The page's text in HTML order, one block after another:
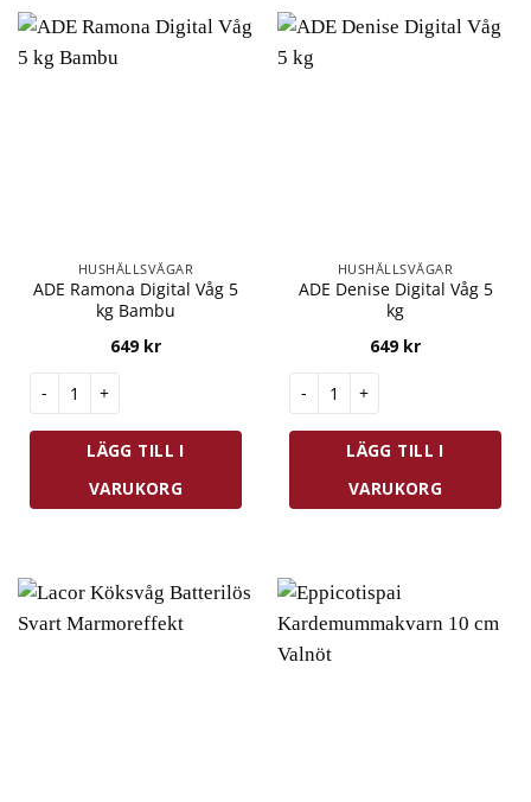
HUSHÅLLSVÅGAR
ADE Ramona Digital Våg 5
kg Bambu
649 kr
ADE Ramona Digital Våg 5 kg Bambu mängd
LÄGG TILL I
VARUKORG
HUSHÅLLSVÅGAR
ADE Denise Digital Våg 5
kg
649 kr
ADE Denise Digital Våg 5 kg
LÄGG TILL I
VARUKORG